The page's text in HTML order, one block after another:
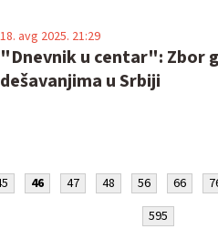
"Dnevnik u centar": Zbor
dešavanjima u Srbiji
18. avg 2025. 21:29
46 47 48 56 66
595